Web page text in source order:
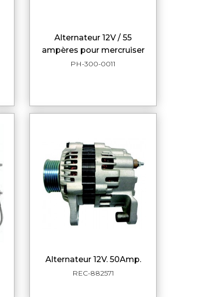
APERÇU RAPIDE
alternateur 12V / 55
ampères pour mercruiser
PH-300-0011
APERÇU RAPIDE
alternateur 12V. 50Amp.
REC-882571